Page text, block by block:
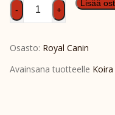
RC
Dog
low
fat
- +
Lisää
Osasto: Royal Canin
Avainsana tuotteelle Koira